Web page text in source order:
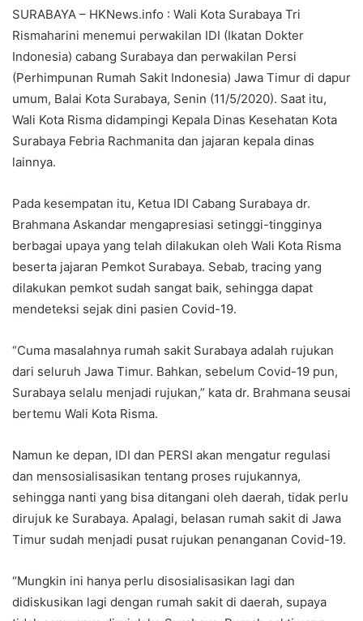
SURABAYA – HKNews.info : Wali Kota Surabaya Tri
Rismaharini menemui perwakilan IDI (Ikatan Dokter
Indonesia) cabang Surabaya dan perwakilan Persi
(Perhimpunan Rumah Sakit Indonesia) Jawa Timur di dapur
umum, Balai Kota Surabaya, Senin (11/5/2020). Saat itu,
Wali Kota Risma didampingi Kepala Dinas Kesehatan Kota
Surabaya Febria Rachmanita dan jajaran kepala dinas
lainnya.
Pada kesempatan itu, Ketua IDI Cabang Surabaya dr.
Brahmana Askandar mengapresiasi setinggi-tingginya
berbagai upaya yang telah dilakukan oleh Wali Kota Risma
beserta jajaran Pemkot Surabaya. Sebab, tracing yang
dilakukan pemkot sudah sangat baik, sehingga dapat
mendeteksi sejak dini pasien Covid-19.
“Cuma masalahnya rumah sakit Surabaya adalah rujukan
dari seluruh Jawa Timur. Bahkan, sebelum Covid-19 pun,
Surabaya selalu menjadi rujukan,” kata dr. Brahmana seusai
bertemu Wali Kota Risma.
Namun ke depan, IDI dan PERSI akan mengatur regulasi
dan mensosialisasikan tentang proses rujukannya,
sehingga nanti yang bisa ditangani oleh daerah, tidak perlu
dirujuk ke Surabaya. Apalagi, belasan rumah sakit di Jawa
Timur sudah menjadi pusat rujukan penanganan Covid-19.
“Mungkin ini hanya perlu disosialisasikan lagi dan
didiskusikan lagi dengan rumah sakit di daerah, supaya